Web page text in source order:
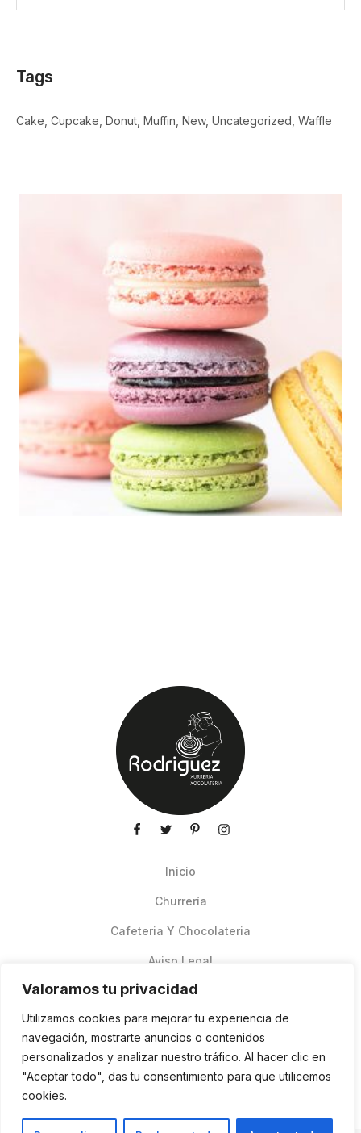
Valoramos tu privacidad
Utilizamos cookies para mejorar tu experiencia de
navegación, mostrarte anuncios o contenidos
personalizados y analizar nuestro tráfico. Al hacer clic en
"Aceptar todo", das tu consentimiento para que utilicemos
cookies.
Tags
Cake Cupcake Donut Muffin New Uncategorized Waffle
Inicio
Churrería
Cafeteria Y Chocolateria
Aviso Legal
Pedidos Online Glovo
Contacto